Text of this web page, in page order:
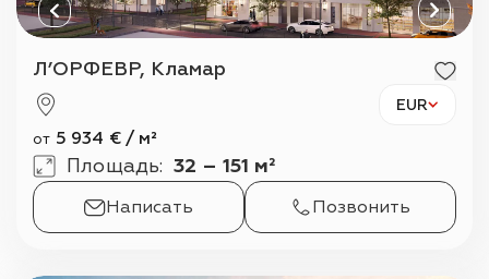
Л’ОРФЕВР, Кламар
EUR
от 5 934 € / м²
Площадь: 32 – 151 м²
Написать Позвонить